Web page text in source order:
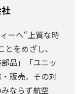
ーへ“上質な時
をめざし、
品」「ユニッ
販売。その対
ならず航空